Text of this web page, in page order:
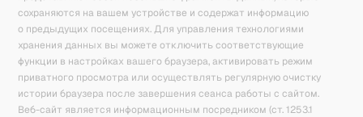
сохраняются на вашем устройстве и содержат информацию
о предыдущих посещениях. Для управления технологиями
хранения данных вы можете отключить соответствующие
функции в настройках вашего браузера, активировать режим
приватного просмотра или осуществлять регулярную очистку
истории браузера после завершения сеанса работы с сайтом.
Веб-сайт является информационным посредником (ст. 1253.1